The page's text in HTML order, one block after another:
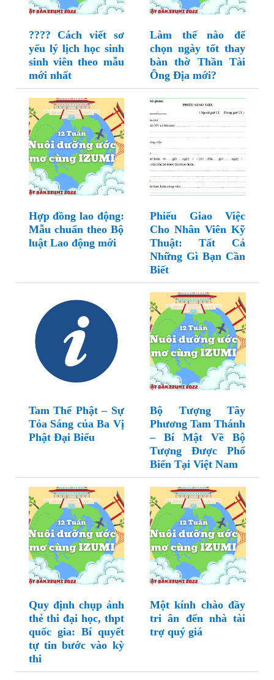
???? Cách viết sơ
yếu lý lịch học sinh
sinh viên theo mẫu
mới nhất
Làm thế nào để
chọn ngày tốt thay
bàn thờ Thần Tài
Ông Địa mới?
Hợp đồng lao động:
Mẫu chuẩn theo Bộ
luật Lao động mới
Phiếu Giao Việc
Cho Nhân Viên Kỹ
Thuật: Tất Cả
Những Gì Bạn Cần
Biết
Tam Thế Phật – Sự
Tỏa Sáng của Ba Vị
Phật Đại Biểu
Bộ Tượng Tây
Phương Tam Thánh
– Bí Mật Về Bộ
Tượng Được Phổ
Biến Tại Việt Nam
Quy định chụp ảnh
thẻ thi đại học, thpt
quốc gia: Bí quyết
tự tin bước vào kỳ
thi
Một kính chào đầy
tri ân đến nhà tài
trợ quý giá